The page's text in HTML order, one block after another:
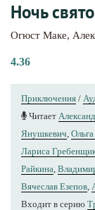
Ночь
Огюст Маке,
4.36
Приключения /
Читает
Янушкевич,
Лариса
Райкина,
Вячеслав Езепов,
Входит в серию